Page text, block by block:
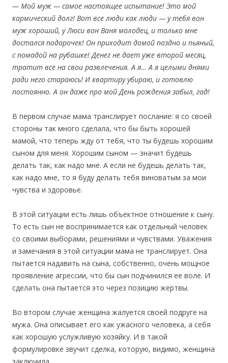
— Мой муж — самое настоящее испытание! Это мой
кармический долг! Вот все люди как люди — у тебя вон
муж хороший, у Люси вон Ваня молодец, и только мне
достался подарочек! Он приходит домой поздно и пьяный,
с помадой на рубашке! Денег не дает уже второй месяц,
тратит все на свои развлечения. А я… А я целыми днями
ради него стараюсь! И квартиру убираю, и готовлю
постоянно. А он даже про мой День рождения забыл, гад!
В первом случае мама транслирует послание: я со своей
стороны так много сделала, что бы быть хорошей
мамой, что теперь жду от тебя, что ты будешь хорошим
сыном для меня. Хорошим сыном — значит будешь
делать так, как надо мне. А если не будешь делать так,
как надо мне, то я буду делать тебя виноватым за мои
чувства и здоровье.
В этой ситуации есть лишь объектное отношение к сыну.
То есть сын не воспринимается как отдельный человек
со своими выборами, решениями и чувствами. Уважения
и замечания в этой ситуации мама не транслирует. Она
пытается надавить на сына, собственно, очень мощное
проявление агрессии, что бы сын подчинился ее воле. И
сделать она пытается это через позицию жертвы.
Во втором случае женщина жалуется своей подруге на
мужа. Она описывает его как ужасного человека, а себя
как хорошую услужливую хозяйку. И в такой
формулировке звучит сделка, которую, видимо, женщина